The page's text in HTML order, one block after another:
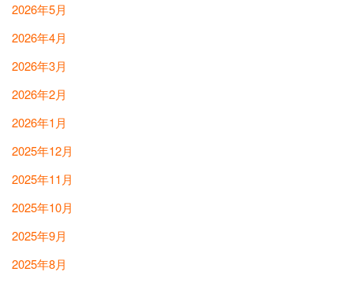
2026年5月
2026年4月
2026年3月
2026年2月
2026年1月
2025年12月
2025年11月
2025年10月
2025年9月
2025年8月